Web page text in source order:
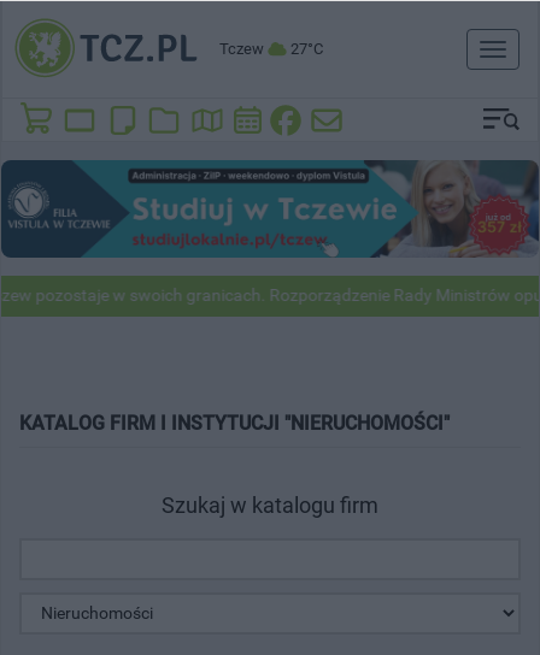
Tczew 27°C
Toggle
w swoich granicach. Rozporządzenie Rady Ministrów
KATALOG FIRM I INSTYTUCJI "NIERUCHOMOŚCI"
Szukaj w katalogu firm